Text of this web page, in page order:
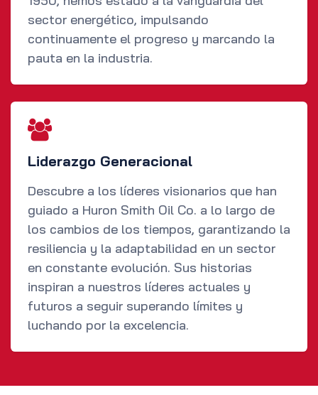
sector energético, impulsando
continuamente el progreso y marcando la
pauta en la industria.
Liderazgo Generacional
Descubre a los líderes visionarios que han
guiado a Huron Smith Oil Co. a lo largo de
los cambios de los tiempos, garantizando la
resiliencia y la adaptabilidad en un sector
en constante evolución. Sus historias
inspiran a nuestros líderes actuales y
futuros a seguir superando límites y
luchando por la excelencia.